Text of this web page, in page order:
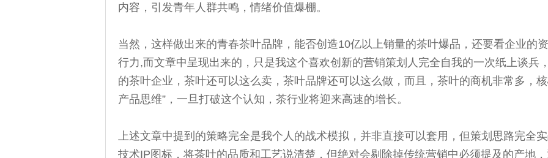
内容，引发青年人群共鸣，情绪价值爆棚。
当然，这样做出来的青春茶叶品牌，能否创造10亿以上销量的茶叶爆品，还要看企业的
行力,而文章中呈现出来的，只是我这个喜欢创新的营销策划人完全自我的一次纸上谈兵
的茶叶企业，茶叶还可以这么卖，茶叶品牌还可以这么做，而且，茶叶的商机非常多，
产品思维”，一旦打破这个认知，茶行业将迎来高速的增长。
上述文章中提到的策略完全是我个人的战术模拟，并非直接可以套用，但策划思路完全
技术IP图标，将茶叶的品质和工艺说清楚，但绝对会剔除掉传统营销中必须提及的产地